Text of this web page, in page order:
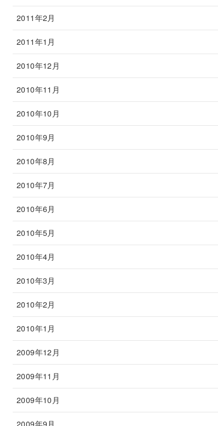
2011年2月
2011年1月
2010年12月
2010年11月
2010年10月
2010年9月
2010年8月
2010年7月
2010年6月
2010年5月
2010年4月
2010年3月
2010年2月
2010年1月
2009年12月
2009年11月
2009年10月